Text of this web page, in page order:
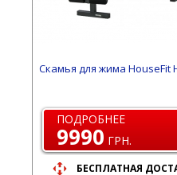
Скамья для жима HouseFit
ПОДРОБНЕЕ
9990 ГРН.
БЕСПЛАТНАЯ